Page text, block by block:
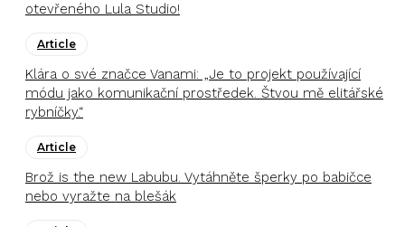
otevřeného Lula Studio!
Article
Klára o své značce Vanami: „Je to projekt používající
módu jako komunikační prostředek. Štvou mě elitářské
rybníčky.“
Article
Brož is the new Labubu. Vytáhněte šperky po babičce
nebo vyražte na blešák